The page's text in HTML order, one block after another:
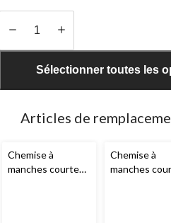
Quantité
Sélectionner toutes les
Articles de
Chemise à
manches courtes
Chemise à
manches